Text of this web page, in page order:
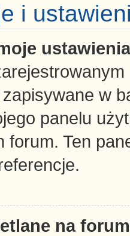
i
w
panelu
forum. Ten
na